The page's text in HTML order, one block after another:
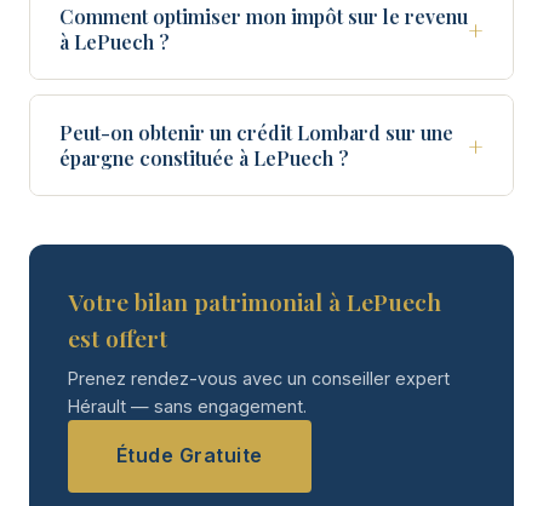
Comment optimiser mon impôt sur le revenu
à LePuech ?
+
Peut-on obtenir un crédit Lombard sur une
épargne constituée à LePuech ?
+
Votre bilan patrimonial à LePuech
est offert
Prenez rendez-vous avec un conseiller expert
Hérault — sans engagement.
Étude Gratuite